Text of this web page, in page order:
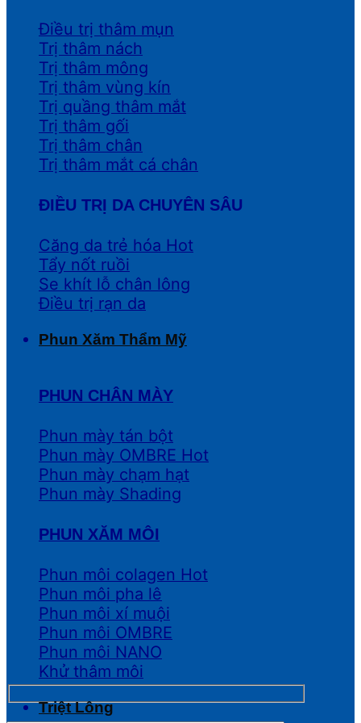
Điều trị thâm mụn
Trị thâm nách
Trị thâm mông
Trị thâm vùng kín
Trị quầng thâm mắt
Trị thâm gối
Trị thâm chân
Trị thâm mắt cá chân
ĐIỀU TRỊ DA CHUYÊN SÂU
Căng da trẻ hóa
Tẩy nốt ruồi
Se khít lỗ chân lông
Điều trị rạn da
Phun Xăm Thẩm Mỹ
PHUN CHÂN MÀY
Phun mày tán bột
Phun mày OMBRE
Phun mày chạm hạt
Phun mày Shading
PHUN XĂM MÔI
Phun môi colagen
Phun môi pha lê
Phun môi xí muội
Phun môi OMBRE
Phun môi NANO
Khử thâm môi
Triệt Lông